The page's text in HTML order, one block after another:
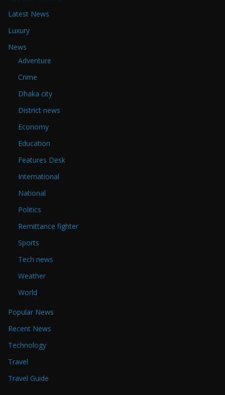
Latest News
Luxury
News
Adventure
Crime
Dhaka city
District news
Economy
Education
Features Desk
International
National
Politics
Remittance fighter
Sports
Tech news
Weather
World
Popular News
Recent News
Technology
Travel
Travel Guide